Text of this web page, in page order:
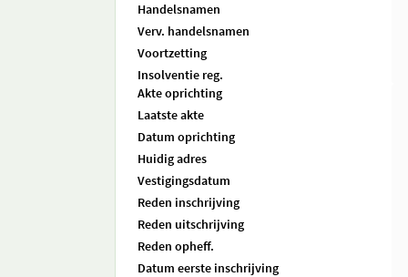
Handelsnamen
Verv. handelsnamen
Voortzetting
Insolventie reg.
Akte oprichting
Laatste akte
Datum oprichting
Huidig adres
Vestigingsdatum
Reden inschrijving
Reden uitschrijving
Reden opheff.
Datum eerste inschrijving